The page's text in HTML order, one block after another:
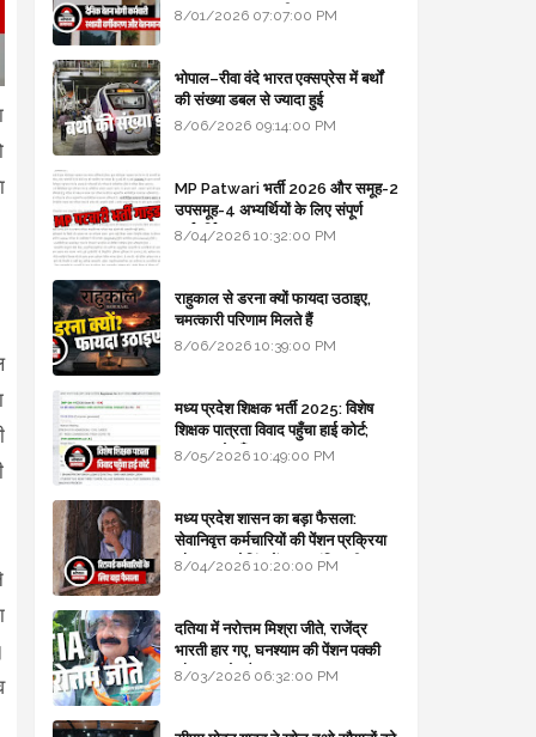
सरकार का बड़ा स्पष्टीकरण
8/01/2026 07:07:00 PM
भोपाल–रीवा वंदे भारत एक्सप्रेस में बर्थों
की संख्या डबल से ज्यादा हुई
8/06/2026 09:14:00 PM
MP Patwari भर्ती 2026 और समूह-2
उपसमूह-4 अभ्यर्थियों के लिए संपूर्ण
मार्गदर्शिका
8/04/2026 10:32:00 PM
राहुकाल से डरना क्यों फायदा उठाइए,
चमत्कारी परिणाम मिलते हैं
8/06/2026 10:39:00 PM
मध्य प्रदेश शिक्षक भर्ती 2025: विशेष
शिक्षक पात्रता विवाद पहुँचा हाई कोर्ट;
सरकार से माँगा जवाब
8/05/2026 10:49:00 PM
मध्य प्रदेश शासन का बड़ा फैसला:
सेवानिवृत्त कर्मचारियों की पेंशन प्रक्रिया
और बजट कोडिंग में हुए क्रांतिकारी
8/04/2026 10:20:00 PM
दतिया में नरोत्तम मिश्रा जीते, राजेंद्र
भारती हार गए, घनश्याम की पेंशन पक्की
और आशुतोष बैक टू...
8/03/2026 06:32:00 PM